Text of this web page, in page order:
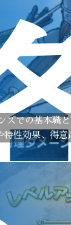
ズでの基本職
特性効果、得意